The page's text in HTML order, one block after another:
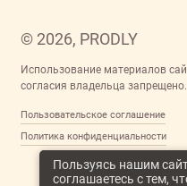
Пользуясь нашим
соглашаетесь с тем,
© 2026, PRODLY
Использование материалов
согласия владельца запрещено.
Пользовательское соглашение
Политика конфиденциальности